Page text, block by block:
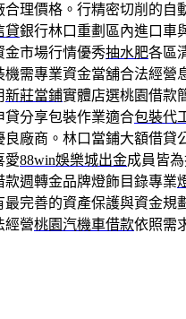
合理價格。行精密切削的自
貸銀行林口重劃區內進口車
金市場行情優秀抽水肥各區
需專業資金當舖合法經營
新莊當鋪實體店選桃園借款
貸分享包裝作業適合包裝代
廠商。林口當鋪大額借貸
愛88win娛樂城出金成員皆
週轉金品牌燈飾目錄專業
最完善的資產保護與資金規
經營桃園汽機車借款依照需